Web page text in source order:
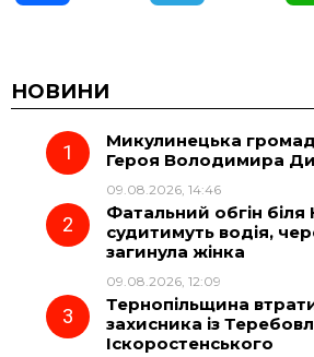
c
e
o
o
e
g
r
a
НОВИНИ
Микулинецька
Героя Володимира
09.08.2026, 14:46
Фатальний обгін біля
судитимуть водія,
загинула жінка
09.08.2026, 12:09
Тернопільщина
захисника із
Іскоростенського